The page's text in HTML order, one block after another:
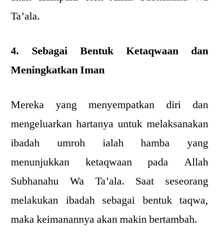
Ta’ala.
4. Sebagai Bentuk Ketaqwaan dan
Meningkatkan Iman
Mereka yang menyempatkan diri dan
mengeluarkan hartanya untuk melaksanakan
ibadah umroh ialah hamba yang
menunjukkan ketaqwaan pada Allah
Subhanahu Wa Ta’ala. Saat seseorang
melakukan ibadah sebagai bentuk taqwa,
maka keimanannya akan makin bertambah.